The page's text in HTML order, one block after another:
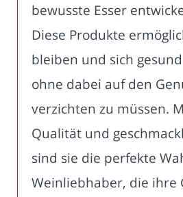
bewusste Esser
Diese Produkte
bleiben und sich
ohne dabei auf den
verzichten zu müssen.
Qualität und
sind sie die perfekte
Weinliebhaber, die ihre